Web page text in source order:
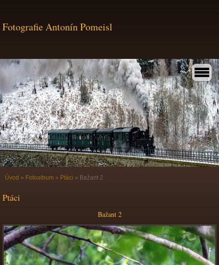
Fotografie Antonín Pomeisl
Úvod » Fotoalbum » Ptáci » Bažant 2
Ptáci
Bažant 2